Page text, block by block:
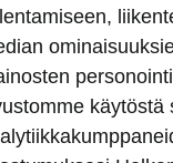
käytöstä